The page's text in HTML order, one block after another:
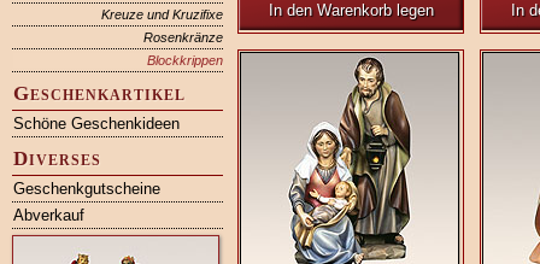
Kreuze und Kruzifixe
Rosenkränze
Blockkrippen
Geschenkartikel
Schöne Geschenkideen
Diverses
Geschenkgutscheine
Abverkauf
In den Warenkorb legen
In